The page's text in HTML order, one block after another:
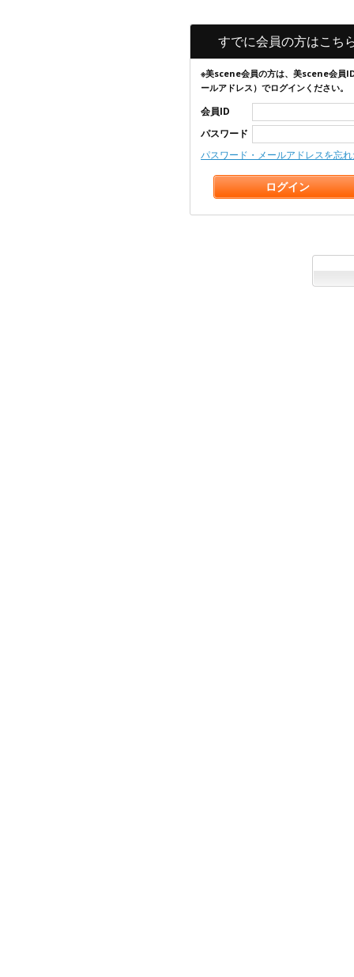
すでに会員の方はこち
※美scene会員の方は、美scene会員
ールアドレス）でログインください。
会員ID
パスワード
パスワード・メールアドレスを忘